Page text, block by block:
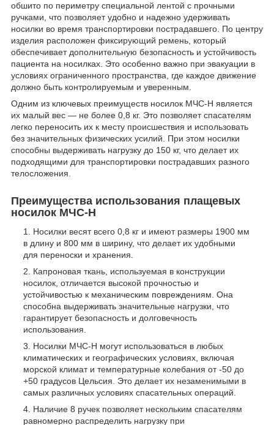
обшито по периметру специальной лентой с прочными
ручками, что позволяет удобно и надежно удерживать
носилки во время транспортировки пострадавшего. По центру
изделия расположен фиксирующий ремень, который
обеспечивает дополнительную безопасность и устойчивость
пациента на носилках. Это особенно важно при эвакуации в
условиях ограниченного пространства, где каждое движение
должно быть контролируемым и уверенным.
Одним из ключевых преимуществ носилок МЧС-Н является
их малый вес — не более 0,8 кг. Это позволяет спасателям
легко переносить их к месту происшествия и использовать
без значительных физических усилий. При этом носилки
способны выдерживать нагрузку до 150 кг, что делает их
подходящими для транспортировки пострадавших разного
телосложения.
Преимущества использования плащевых
носилок МЧС-Н
Носилки весят всего 0,8 кг и имеют размеры 1900 мм
в длину и 800 мм в ширину, что делает их удобными
для переноски и хранения.
Капроновая ткань, используемая в конструкции
носилок, отличается высокой прочностью и
устойчивостью к механическим повреждениям. Она
способна выдерживать значительные нагрузки, что
гарантирует безопасность и долговечность
использования.
Носилки МЧС-Н могут использоваться в любых
климатических и географических условиях, включая
морской климат и температурные колебания от -50 до
+50 градусов Цельсия. Это делает их незаменимыми в
самых различных условиях спасательных операций.
Наличие 8 ручек позволяет нескольким спасателям
равномерно распределить нагрузку при